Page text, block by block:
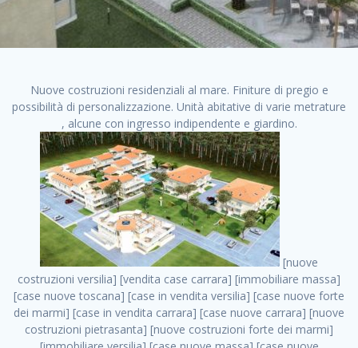
Nuove costruzioni residenziali al mare. Finiture di pregio e
possibilità di personalizzazione. Unità abitative di varie metrature
, alcune con ingresso indipendente e giardino.
[nuove costruzioni versilia] [vendita case carrara] [immobiliare massa] [case nuove toscana] [case in vendita versilia] [case nuove forte dei marmi] [case in vendita carrara] [case nuove carrara] [nuove costruzioni pietrasanta] [nuove costruzioni forte dei marmi] [immobiliare versilia] [case nuove massa] [case nuove pietrasanta] [case nuove liguria] [immobiliare forte dei marmi] [nuove costruzioni liguria] [nuove costruzioni carrara] [nuove costruzioni massa] [immobiliare carrara] case in vendita toscana [immobiliare liguria] [case in vendita massa] [vendita case massa] [vendita case versilia] [nuove costruzioni toscana] [immobiliare pietrasanta] [immobiliare toscana] [case nuove versilia] nuove costruzioni case nuove in vendita case nuove case in costruzione case nuova costruzione appartamenti nuova costruzione case in vendita nuove costruzioni terreno edificabile nuove costruzioni milano marina di carrara carrara massa massa carrara toscana versilia case in vendita a milano case in vendita a roma appartamenti nuovi in vendita vendita case milano case in vendita torino case in vendita milano case di nuova costruzione nuove costruzioni roma case in vendita roma , cerco casa milano nuove costruzioni . vendita case roma vendita case torino villette nuova costruzione vendita case privati cerco casa milano vendita case impresa edile vendita case genova vendita immobili vendita case nuove cerco casa ville nuova costruzione annunci case in vendita case in vendita nuova costruzione nuove case in vendita case in vendita da privati villette a schiera cerco casa in vendita case in affitto vendita nuove costruzioni costruire case affitto affitto negozio milano cerco casa roma cerco casa nuova costruzione appartamenti in costruzione, cerco casa milano nuove costruzioni . case nuove vendita case in vendita nuove case nuove milano nuove costruzioni morena case in vendita costruzioni case case in vendita tor vergata nuova annunci vendita case case in vendita milano centro, cerco casa milano nuove costruzioni . vendita case nuova costruzione case in vendita privati agenzia immobiliare appartamenti di nuova costruzione ville in costruzione case in vendita a opera nuova costruzione nuove costruzioni torino, cerco casa milano nuove costruzioni . appartamenti nuovi impresa edile roma trova casa costruzioni nuove appartamenti in affitto cantieri in costruzione, cerco casa milano nuove costruzioni . immobiliare nuove costruzioni case in vendita dragona appartamenti in vendita siti vendita case case in vendita roma nord nuovi costruzioni ville nuove in vendita nuove costruzioni in vendita trovocasa cerco casa affitto villette in vendita nuove costruzioni immobiliari nuove costruzioni bologna toscano immobiliare palermo nuovi appartamenti vendita case dragona nuova costruzione case in vendita villaggio prenestino, cerco casa milano nuove costruzioni . case in vendita dal costruttore imprese edili torino nuove costruzioni firenze immobiliare case nuove in costruzione toscano immobiliare milano, cerco casa milano nuove costruzioni . casanuova case in vendita acilia dragona case in vendita di nuova costruzione case in vendita da costruttore nuove costruzioni eur case e cantieri appartamenti in vendita nuova costruzione case in vendita a dragona roma case in vendita nuove case in costruzione porta portese immobiliare appartamenti cerco casa disperatamente case in vendita torresina cascine in vendita vendita immobili roma, cerco casa milano nuove costruzioni . milano nuove costruzioni morena case in vendita costruzioni edili nuove costruzioni catania visure catastali on line gratis nuove costruzioni monza case in costruzione milano, cerco casa milano nuove costruzioni . nuove costruzioni boccea vendita immobili milano attico immobiliare roma vendita imprese edili bergamo impresa edile bologna case in vendita a classe appartamento nuovo nuove costruzioni pietralata case costruzione case in vendita roma sud nuove costruzioni residenziali a milano appartamenti nuova costruzione milano case in vendita boccea case in vendita morena nuove costruzioni vendita immobili privati, cerco casa milano nuove costruzioni . comprare casa nuova costruzione case in vendita con leasing case in vendita ostia antica case nuova costruzione milano appartamenti nuovi milano case nuove roma nuove costruzioni bari edilizia convenzionata case in vendita a tortona villaggio prenestino case in vendita toscano immobiliare professione casa nuove costruzioni parma impresa costruzioni nuove case nuove costruzioni bergamo vendita immobili torino ville di nuova costruzione solo affitti appartamento nuovo in vendita appartamenti nuova costruzione roma case nuova costruzione roma, cerco casa milano nuove costruzioni . nuove costruzioni a milano case in costruzione roma impresa di costruzioni grimaldi immobiliare costruzioni villetta nuova costruzione case in vendita da imprese edili cerco casa a acquisto casa in costruzione nuove costruzioni mare costruzioni immobiliari cantieri nuove costruzioni acquisto casa nuova costruzione nuove costruzioni padova comprare casa in costruzione impresa edile napoli nuove costruzioni pescara casa risorse immobiliari, cerco casa milano nuove costruzioni . immobili in costruzione villette nuove villette nuove in vendita gabetti imprese edili verona nuove costruzioni milano sud nuovi immobili nuove costruzioni legnano, cerco casa milano nuove costruzioni . cantieri nuove costruzioni milano villa nuova case vendita nuove costruzioni appartamenti in vendita nuovi immobili nuovi costruttori case imprese edili brescia nuovi appartamenti milano case in vendita selva nera casa nuova retecasa case nuova costruzione in vendita monolocale imprese edili firenze imprese edili padova frimm vendita case dragona nuove costruzioni vendita imprese edili parma imprese di costruzioni milano immobiliare toscano frimm immobiliare roma case case dal costruttore acquisto terreno agricolo imprese edili italiane roma vende casa case nuove a milano nuove costruzioni a roma imprese costruzioni roma cerco casa nuova immobili di nuova costruzione case in vendita castelverde roma impresa edile palermo rent to buy roma nuove costruzioni, cerco casa milano nuove costruzioni . tempocasa case in vendita a riscatto nuove costruzioni varese nuove costruzioni bolzano vendita case in costruzione nuove costruzioni lecce cantiere milano costruire villa imprese edili treviso impresa edile catania case in vendita roma tiburtina vendita appartamenti nuova costruzione vendita immobili commerciali case nuove in vendita milano nuove costruzioni seregno cerca casa vendita cerco casa milano vendita nuove costruzioni milano ovest vendita case nuove milano imprese edili modena nuove costruzioni milano centro case in vendita aranova nuove abitazioni, cerco casa milano nuove costruzioni ., cerco casa milano nuove costruzioni . nuove costruzioni brescia nuove costruzioni como appartamenti nuovi in vendita a milano case in vendita bologna nuove costruzioni appartamenti in vendita milano nuova costruzione imprese edili como morena nuove costruzioni nuove costruzioni case vendita appartamenti nuovi nuove costruzioni salerno eurekasa villette in costruzione bilocali nuovi case nuove in vendita a roma case in vendita con permuta nuove costruzioni trento impresa edile varese imprese costruzioni milano imprese edili venezia case in vendita prenestina imprese edili spa nuove costruzioni gallarate roma nuove costruzioni case in nuova costruzione nuovi case nuove in vendita a milano nuove costruzioni loano nuovi cantieri milano imprese edili novara case in vendita roma est imprese di costruzioni roma appartamenti in costruzione milano nuovi cantieri cerco casa vendita milano nuove costruzioni brugherio vendita case da imprese edili imprese edili udine nuove costruzioni direttamente dal costruttore imprese edili vicenza case in vendita a loano nuova costruzione nuove villette prezzi case nuove case in vendita in costruzione compravendita terreno agricolo cantiere, cerco casa milano nuove costruzioni . case in vendita milano navigli costruzione nuova casa costruzioni nuove milano nuove costruzioni roma rent to buy nuove costruzioni taranto palazzo in costruzione vendita appartamenti nuova costruzione milano centro costruzioni milano case in vendita milano nuove costruzioni case in vendita milano sud impresa edile como case nuove a roma boccea case in vendita imprese edili trento nuove costruzioni buccinasco case in costruzione a milano nuove costruzioni ripamonti case in vendita a salerno nuove costruzioni nuove residenze milano case nuove vendita milano nuove costruzioni milano nord nuove costruzioni livorno vendita nuove costruzioni roma nuove costruzioni liguria costruzioni roma cerco casa roma vendita nuove costruzioni classe a impresa edile rimini nuovi annunci case in vendita nuove costruzioni magenta todini costruzioni case grezze in vendita vendita appartamenti nuovi milano case in vendita gallaratese milano nuove costruzioni arezzo, cerco casa milano nuove costruzioni . case in vendita castelverde case nuove dal costruttore nuovo appartamento nuove costruzioni desenzano imprese edili lombardia imprese edili veneto appartamenti in costruzione roma case vendita pescara nuove costruzioni case in vendita ad acilia imprese edili verona e provincia nuove costruzioni desio appartamenti classe a milano firenze nuove costruzioni pirelli re immobiliare grandi imprese di costruzioni case in vendita torresina roma case in vendita navigli milano nuove costruzioni roma centro nuovecostruzioni appartamenti nuovi a milano impre